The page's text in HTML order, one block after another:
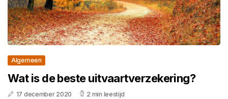
Algemeen
Wat is de beste uitvaartverzekering?
17 december 2020 2 min leestijd